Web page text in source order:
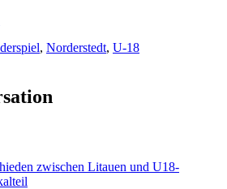
, Norderstedt, U-18
zwischen Litauen und U18-